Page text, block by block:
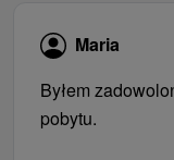
Maria
Byłem
pobytu.